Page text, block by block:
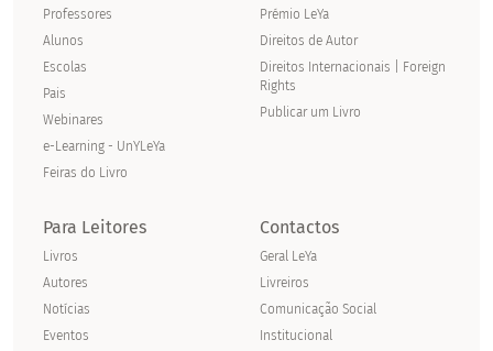
Professores
Alunos
Escolas
Pais
Webinares
e-Learning - UnYLeYa
Feiras do Livro
Prémio LeYa
Direitos de Autor
Direitos Internacionais | Foreign
Rights
Publicar um Livro
Para Leitores
Livros
Autores
Notícias
Eventos
Contactos
Geral LeYa
Livreiros
Comunicação Social
Institucional